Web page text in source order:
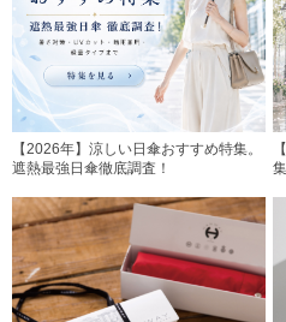
【2026年】涼しい日傘おすすめ特集。
遮熱最強日傘徹底調査！